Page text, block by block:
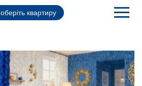
оберіть квартиру